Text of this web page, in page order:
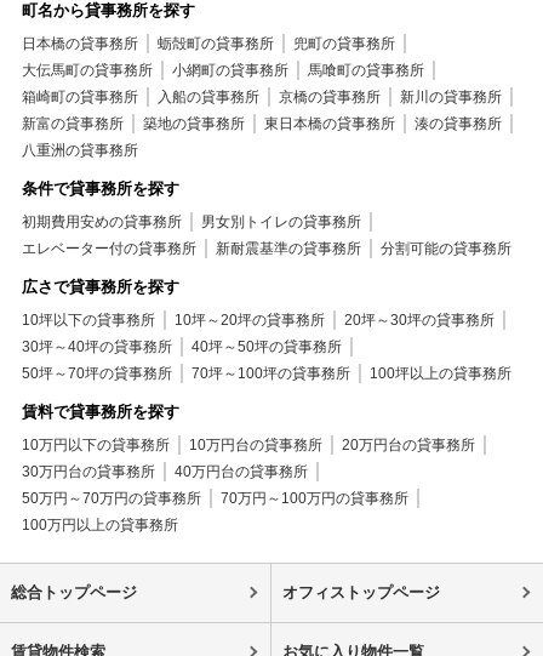
町名から貸事務所を探す
日本橋の貸事務所 蛎殻町の貸事務所
兜町の貸事務所
大伝馬町の貸事務所
小網町の貸事務所
馬喰町の貸事務所
箱崎町の貸事務所
入船の貸事務所 京橋の貸事務所
新川の貸事務所
新富の貸事務所
築地の貸事務所 東日本橋の貸事務所
湊の貸事務所
八重洲の貸事務所
条件で貸事務所を探す
初期費用安めの貸事務所
男女別トイレの貸事務所
エレベーター付の貸事務所
新耐震基準の貸事務所 分割可能の貸事務所
広さで貸事務所を探す
10坪以下の貸事務所 10坪～20坪の貸事務所
20坪～30坪の貸事務所
30坪～40坪の貸事務所
40坪～50坪の貸事務所
50坪～70坪の貸事務所
70坪～100坪の貸事務所 100坪以上の貸事務所
賃料で貸事務所を探す
10万円以下の貸事務所 10万円台の貸事務所
20万円台の貸事務所
30万円台の貸事務所
40万円台の貸事務所
50万円～70万円の貸事務所
70万円～100万円の貸事務所
100万円以上の貸事務所
総合トップページ オフィストップページ
賃貸物件検索 お気に入り物件一覧